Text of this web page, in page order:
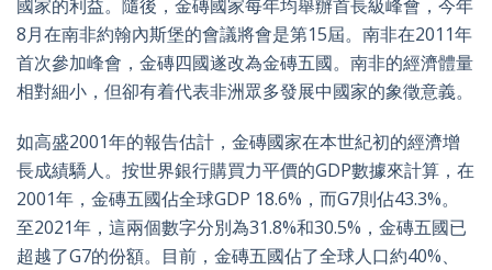
國家的利益。隨後，金磚國家每年均舉辦首長級峰會，今年
8月在南非約翰內斯堡的會議將會是第15屆。南非在2011年
首次參加峰會，金磚四國遂改為金磚五國。南非的經濟體量
相對細小，但卻有着代表非洲眾多發展中國家的象徵意義。
如高盛2001年的報告估計，金磚國家在本世紀初的經濟增
長成績驕人。按世界銀行購買力平價的GDP數據來計算，在
2001年，金磚五國佔全球GDP 18.6%，而G7則佔43.3%。
至2021年，這兩個數字分別為31.8%和30.5%，金磚五國已
超越了G7的份額。目前，金磚五國佔了全球人口約40%、